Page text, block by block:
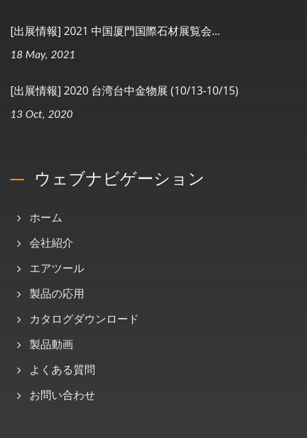
[出展情報] 2021 中国厦門国際石材展覧会...
18 May, 2021
[出展情報] 2020 台湾台中金物展 (10/13-10/15)
13 Oct, 2020
ウェブナビゲーション
ホーム
会社紹介
エアツール
製品の応用
カタログダウンロード
製品動画
よくある質問
お問い合わせ